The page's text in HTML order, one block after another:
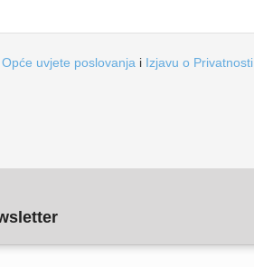
Opće uvjete poslovanja i Izjavu o Privatnosti